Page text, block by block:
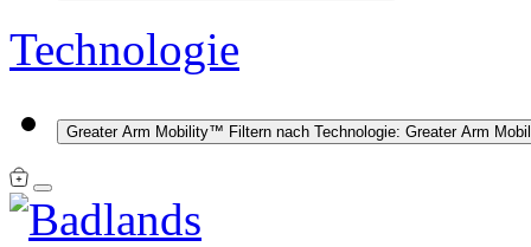
Technologie
Greater Arm Mobility™ Filtern nach Technologie: Greater Arm